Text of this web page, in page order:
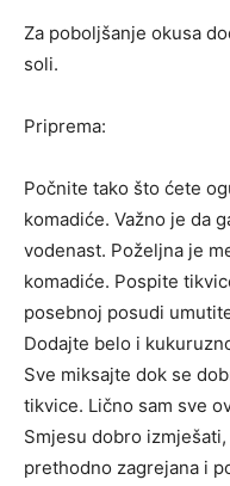
Za poboljšanje okusa
soli.
Priprema:
Počnite tako što ćete
komadiće. Važno je da
vodenast. Poželjna je
komadiće. Pospite
posebnoj posudi
Dodajte belo i
Sve miksajte dok se
tikvice. Lično sam sve
Smjesu dobro
prethodno zagrejana i